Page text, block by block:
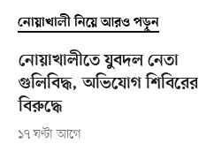
নোয়াখালী নিয়ে আরও পড়ুন
নোয়াখালীতে যুবদল নেতা
গুলিবিদ্ধ, অভিযোগ শিবিরের
বিরুদ্ধে
১৭ ঘণ্টা আগে